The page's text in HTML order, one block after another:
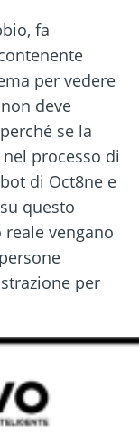
fa
per vedere
deve
se la
processo di
di Oct8ne e
questo
vengano
per